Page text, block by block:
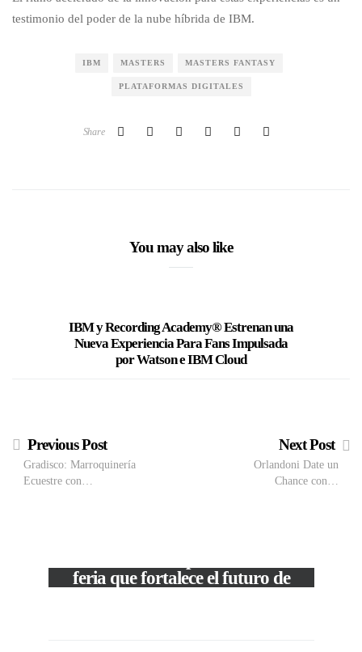
testimonio del poder de la nube híbrida de IBM.
IBM MASTERS MASTERS FANTASY
PLATAFORMAS DIGITALES
Share
You may also like
IBM y Recording Academy® Estrenan una
Nueva Experiencia Para Fans Impulsada
por Watson e IBM Cloud
Previous Post
Gradisco: Marroquinería
Ecuestre con…
Next Post
Orlandoni Date un
Chance con…
feria que fortalece el futuro de